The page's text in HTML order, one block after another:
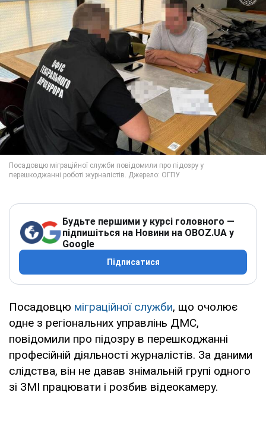
Будьте першими у курсі головного —
підпишіться на Новини на OBOZ.UA у
Google
Підписатися
Посадовцю міграційної служби, що очолює
одне з регіональних управлінь ДМС,
повідомили про підозру в перешкоджанні
професійній діяльності журналістів. За даними
слідства, він не давав знімальній групі одного
зі ЗМІ працювати і розбив відеокамеру.